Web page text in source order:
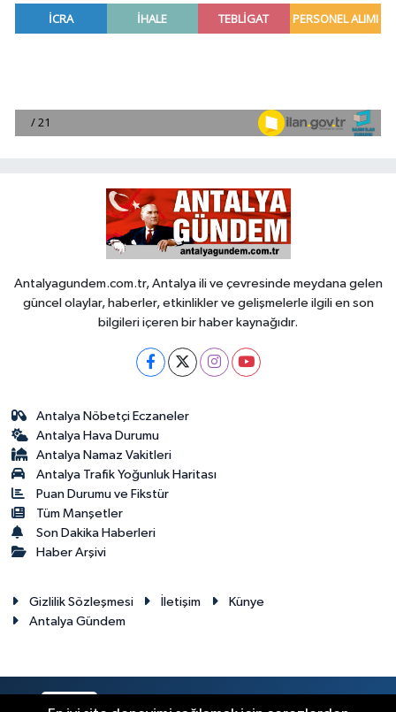
Antalyagundem.com.tr, Antalya ili ve çevresinde meydana gelen
güncel olaylar, haberler, etkinlikler ve gelişmelerle ilgili en son
bilgileri içeren bir haber kaynağıdır.
Antalya Nöbetçi Eczaneler
Antalya Hava Durumu
Antalya Namaz Vakitleri
Antalya Trafik Yoğunluk Haritası
Puan Durumu ve Fikstür
Tüm Manşetler
Son Dakika Haberleri
Haber Arşivi
Gizlilik Sözleşmesi İletişim
Künye
Antalya Gündem